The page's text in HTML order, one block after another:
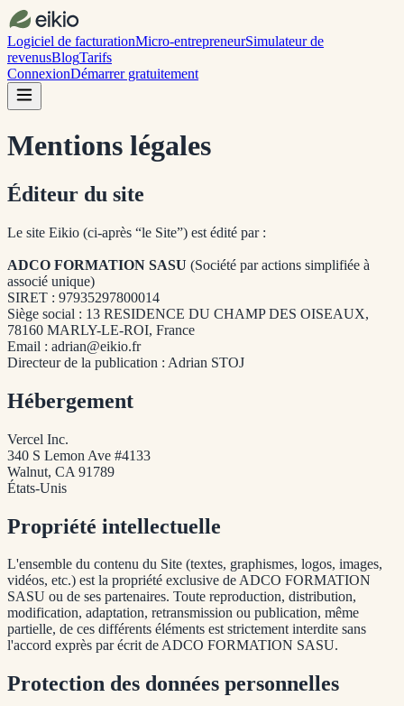
Logiciel de facturationMicro-entrepreneurSimulateur de
revenusBlogTarifs
ConnexionDémarrer gratuitement
Mentions légales
Éditeur du site
Le site Eikio (ci-après “le Site”) est édité par :
ADCO FORMATION SASU (Société par actions simplifiée à
associé unique)
SIRET : 97935297800014
Siège social : 13 RESIDENCE DU CHAMP DES OISEAUX,
78160 MARLY-LE-ROI, France
Email : adrian@eikio.fr
Directeur de la publication : Adrian STOJ
Hébergement
Vercel Inc.
340 S Lemon Ave #4133
Walnut, CA 91789
États-Unis
Propriété intellectuelle
L'ensemble du contenu du Site (textes, graphismes, logos, images,
vidéos, etc.) est la propriété exclusive de ADCO FORMATION
SASU ou de ses partenaires. Toute reproduction, distribution,
modification, adaptation, retransmission ou publication, même
partielle, de ces différents éléments est strictement interdite sans
l'accord exprès par écrit de ADCO FORMATION SASU.
Protection des données personnelles